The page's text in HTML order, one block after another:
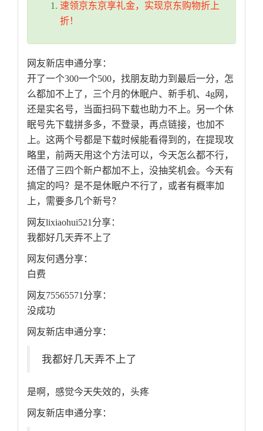
速领京东京享礼金，实现京东购物折上
折！
网友新店申通分享：
开了一个300一个500，找朋友助力到最后一分，怎
么都加不上了，三个月的休眠户、新手机、4g网，
还是实名号，当面扫码下载也助力不上。另一个休
眠号先下载拼多多，不登录，再点链接，也加不
上。这两个号都是下载时候能看得到的，在提现攻
略里，前两天用这个方法可以，今天怎么都不行，
还借了三四个新户都加不上，没抽奖机会。今天有
搞定的吗？是不是休眠户不行了，或者有概率加
上，需要多几个新号？
网友lixiaohui521分享：
我都好几天弄不上了
网友何遇分享：
白费
网友75565571分享：
没成功
网友新店申通分享：
我都好几天弄不上了
是啊，感觉今天失效的，头疼
网友新店申通分享：